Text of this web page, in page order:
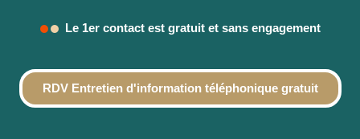
 Le 1er contact est gratuit et sans engagement
RDV Entretien d'information téléphonique gratuit